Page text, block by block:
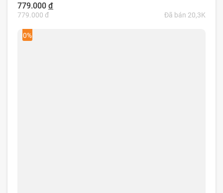
779.000 đ
779.000 đ Đã bán 20,3K
0%